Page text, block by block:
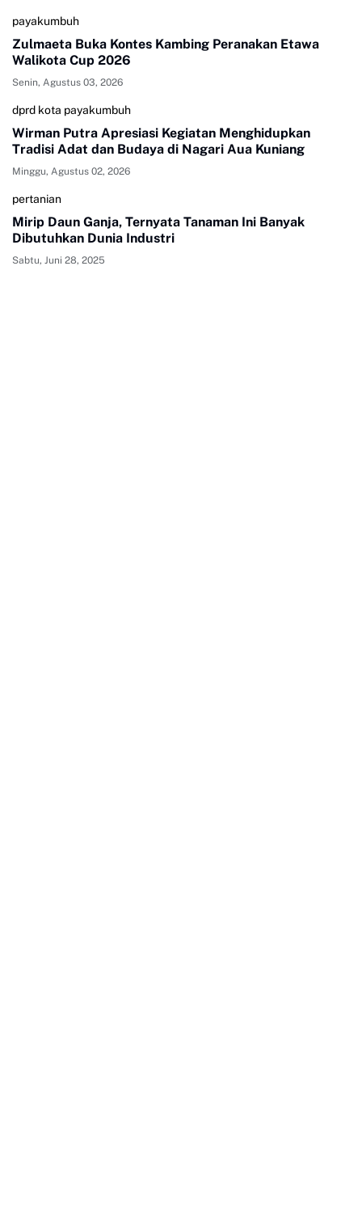
payakumbuh
Zulmaeta Buka Kontes Kambing Peranakan Etawa
Walikota Cup 2026
Senin, Agustus 03, 2026
dprd kota payakumbuh
Wirman Putra Apresiasi Kegiatan Menghidupkan
Tradisi Adat dan Budaya di Nagari Aua Kuniang
Minggu, Agustus 02, 2026
pertanian
Mirip Daun Ganja, Ternyata Tanaman Ini Banyak
Dibutuhkan Dunia Industri
Sabtu, Juni 28, 2025